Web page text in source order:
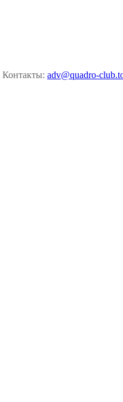
Контакты: adv@quadro-